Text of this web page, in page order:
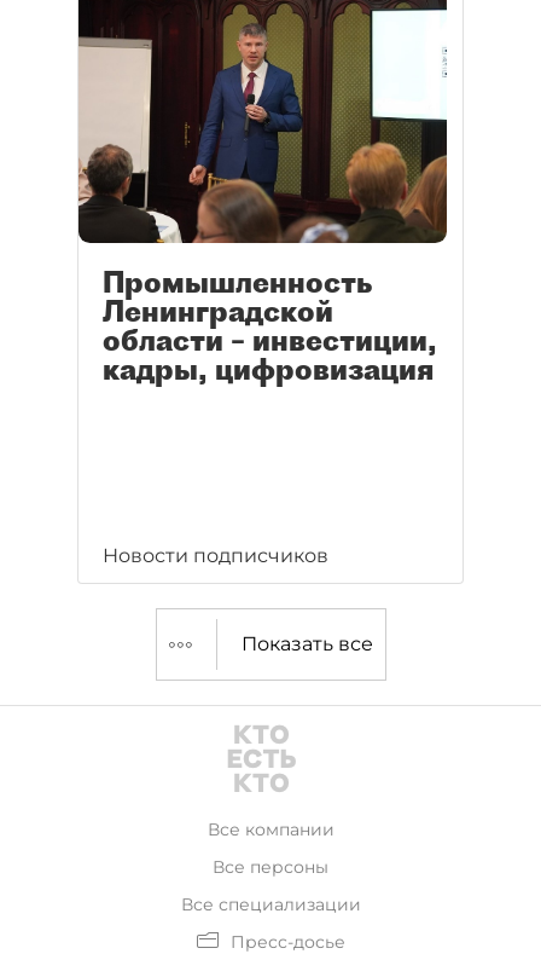
Промышленность
Ленинградской
области – инвестиции,
кадры, цифровизация
Новости подписчиков
Показать все
Все компании
Все персоны
Все специализации
Пресс-досье